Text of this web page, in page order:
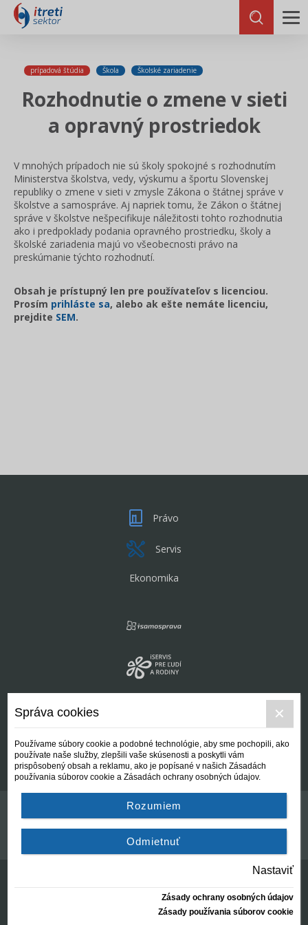
prípadová štúdia Škola Školské zariadenie
Rozhodnutie o zmene v sieti
a opravný prostriedok
V mnohých prípadoch nie sú školy spokojné s rozhodnutím
Ministerstva školstva, vedy, výskumu a športu Slovenskej
republiky o zmene v sieti v zmysle Zákona o štátnej správe v
školstve a samospráve. Aj napriek tomu, že Zákon o štátnej
správe v školstve nešpecifikuje náležitosti tohto rozhodnutia
ako i predpoklady podania opravného prostriedku, školy a
školské zariadenia majú vo všeobecnosti právo na
preskúmanie týchto rozhodnutí.
Obsah je prístupný len pre používateľov s licenciou.
Prosím prihláste sa, alebo ak ešte nemáte licenciu,
prejdite SEM.
Právo
Servis
Ekonomika
Kontakt
Všeobecné podmienky
© Centrálna nezisková spoločnosť | since 2012
Správa cookies
Používame súbory cookie a podobné technológie, aby sme pochopili, ako
používate naše služby, zlepšili vaše skúsenosti a poskytli vám
prispôsobený obsah a reklamu, ako je popísané v našich Zásadách
používania súborov cookie a Zásadách ochrany osobných údajov.
Rozumiem
Odmietnuť
Nastaviť
Zásady ochrany osobných údajov
Zásady používania súborov cookie